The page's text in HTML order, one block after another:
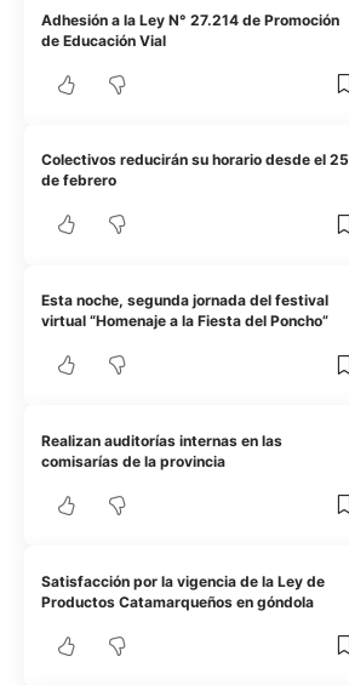
Adhesión a la Ley N° 27.214 de Promoción
de Educación Vial
Colectivos reducirán su horario desde el 25
de febrero
Esta noche, segunda jornada del festival
virtual “Homenaje a la Fiesta del Poncho”
Realizan auditorías internas en las
comisarías de la provincia
Satisfacción por la vigencia de la Ley de
Productos Catamarqueños en góndola